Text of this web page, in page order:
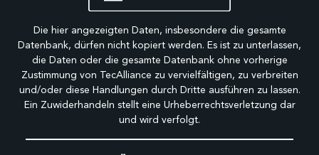
Die hier angezeigten Daten, insbesondere die gesamte
Datenbank, dürfen nicht kopiert werden. Es ist zu unterlassen,
die Daten oder die gesamte Datenbank ohne vorherige
Zustimmung von TecAlliance zu vervielfältigen, zu verbreiten
und/oder diese Handlungen durch Dritte ausführen zu lassen.
Ein Zuwiderhandeln stellt eine Urheberrechtsverletzung dar
und wird verfolgt.